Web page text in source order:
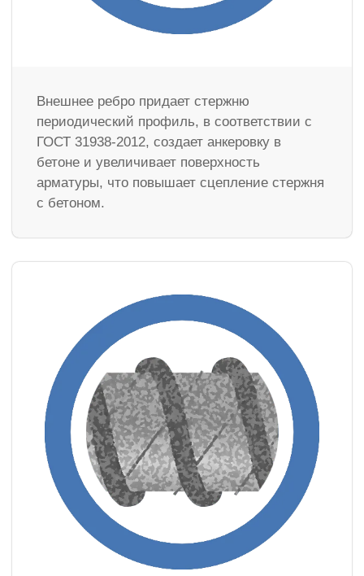
Внешнее ребро придает стержню
периодический профиль, в соответствии с
ГОСТ 31938-2012, создает анкеровку в
бетоне и увеличивает поверхность
арматуры, что повышает сцепление стержня
с бетоном.